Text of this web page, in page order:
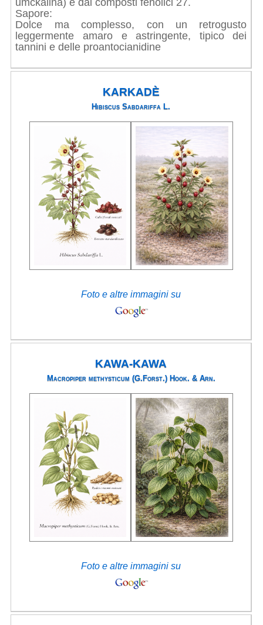
umckalina) e dai composti fenolici 27.
Sapore:
Dolce ma complesso, con un retrogusto
leggermente amaro e astringente, tipico dei
tannini e delle proantocianidine
KARKADÈ
Hibiscus Sabdariffa L.
Foto e altre immagini su
KAWA-KAWA
Macropiper methysticum (G.Forst.) Hook. & Arn.
Foto e altre immagini su